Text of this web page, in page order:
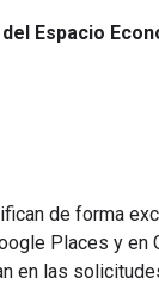
Espacio
de forma
Places y en
en las